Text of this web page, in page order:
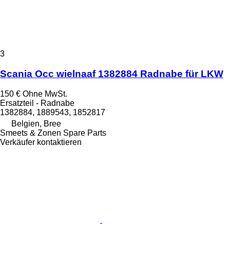
3
Scania Occ wielnaaf 1382884 Radnabe für LKW
150 € Ohne MwSt.
Ersatzteil - Radnabe
1382884, 1889543, 1852817
Belgien, Bree
Smeets & Zonen Spare Parts
Verkäufer kontaktieren